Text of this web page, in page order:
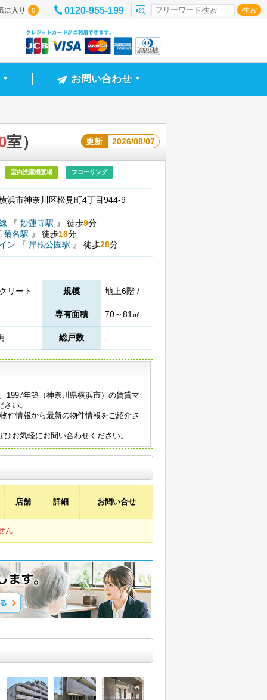
に入り 0 0120-955-199
▼ お問い合わせ ▼
室） 更新 2026/08/07
室内洗濯機置場 フローリング
浜市神奈川区松見町4丁目944-9
『 妙蓮寺駅 』 徒歩9分
菊名駅 』 徒歩16分
ン
『 岸根公園駅 』 徒歩28分
リート 規模 地上6階 / -
専有面積 70～81㎡
総戸数 -
1997年築（神奈川県横浜市）の賃貸マ
い。
件情報から最新の物件情報をご紹介さ
お気軽にお問い合わせください。
店舗 詳細 お問い合せ
ん